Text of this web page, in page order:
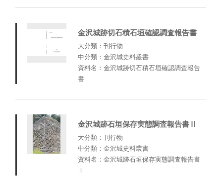
金沢城跡切石積石垣確認調査報告書
大分類：刊行物
中分類：金沢城史料叢書
資料名：金沢城跡切石積石垣確認調査報告
書
金沢城跡石垣保存実態調査報告書Ⅱ
大分類：刊行物
中分類：金沢城史料叢書
資料名：金沢城跡石垣保存実態調査報告書
Ⅱ